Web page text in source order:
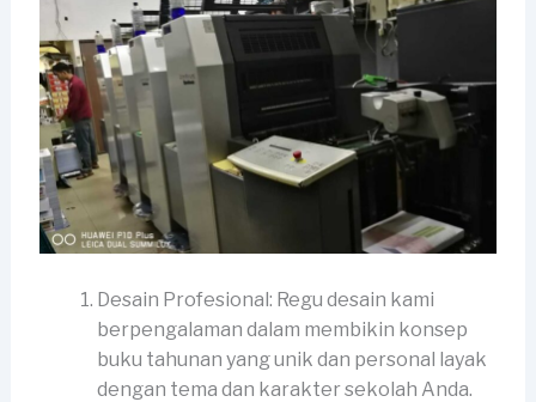
Desain Profesional: Regu desain kami
berpengalaman dalam membikin konsep
buku tahunan yang unik dan personal layak
dengan tema dan karakter sekolah Anda.